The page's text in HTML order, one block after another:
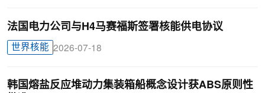
法国电力公司与H4马赛福斯签署核能供电协议
世界核能 2026-07-18
韩国熔盐反应堆动力集装箱船概念设计获ABS原则性